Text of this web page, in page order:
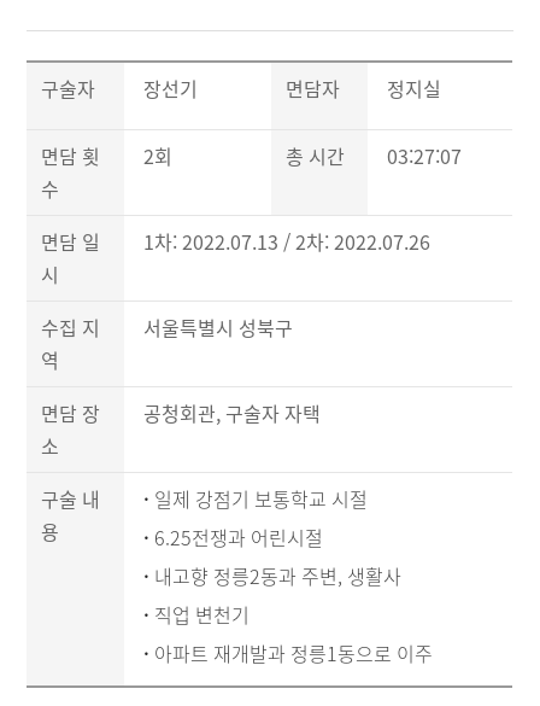
구술자 장선기 면담자 정지실
면담 횟
수
2회 총 시간 03:27:07
면담 일
시
1차: 2022.07.13 / 2차: 2022.07.26
수집 지
역
서울특별시 성북구
면담 장
소
공청회관, 구술자 자택
구술 내
용
· 일제 강점기 보통학교 시절
· 6.25전쟁과 어린시절
· 내고향 정릉2동과 주변, 생활사
· 직업 변천기
· 아파트 재개발과 정릉1동으로 이주